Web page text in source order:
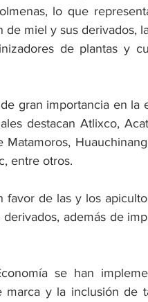
lo que
miel y sus derivados,
de plantas y
gran importancia en la
destacan Atlixco,
entre otros.
favor de las y los
además de
se han
y la inclusión de